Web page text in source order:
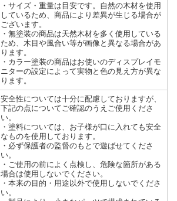
・サイズ・重量は目安です。自然の木材を使用
しているため、商品により差異が生じる場合が
ございます。
・無塗装の商品は天然木材を多く使用している
ため、木目や風合い等が画像と異なる場合があ
ります。
・カラー塗装の商品はお使いのディスプレイモ
ニターの設定によって実物と色の見え方が異な
ります。
安全性については十分に配慮しておりますが、
下記の点についてご確認のうえご使用くださ
い。
・塗料については、お子様が口に入れても安全
なものを使用しております。
・必ず保護者の監督のもとで遊ばせてくださ
い。
・ご使用の前によく点検し、危険な箇所がある
場合は使用しないでください。
・本来の目的・用途以外で使用しないでくださ
い。